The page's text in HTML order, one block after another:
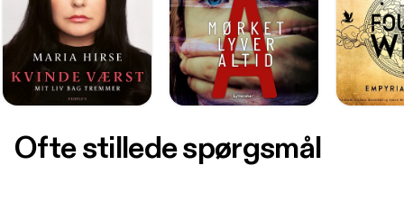
Ofte stillede spørgsmål